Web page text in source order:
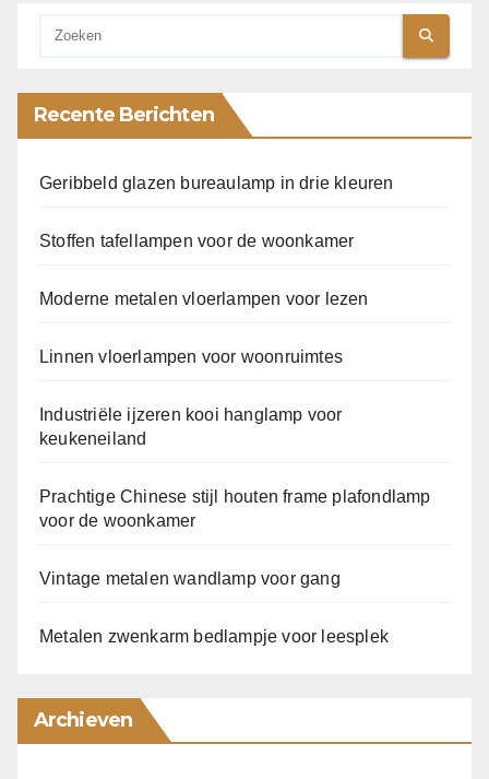
Recente Berichten
Geribbeld glazen bureaulamp in drie kleuren
Stoffen tafellampen voor de woonkamer
Moderne metalen vloerlampen voor lezen
Linnen vloerlampen voor woonruimtes
Industriële ijzeren kooi hanglamp voor
keukeneiland
Prachtige Chinese stijl houten frame plafondlamp
voor de woonkamer
Vintage metalen wandlamp voor gang
Metalen zwenkarm bedlampje voor leesplek
Archieven